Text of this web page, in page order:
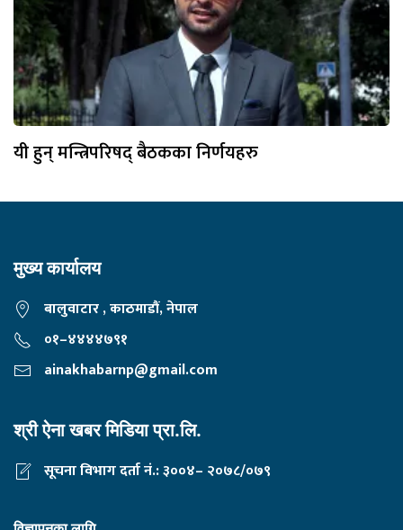
यी हुन् मन्त्रिपरिषद् बैठकका निर्णयहरु
मुख्य कार्यालय
बालुवाटार , काठमाडौं, नेपाल
०१–४४४४७९१
ainakhabarnp@gmail.com
श्री ऐना खबर मिडिया प्रा.लि.
सूचना विभाग दर्ता नं.: ३००४– २०७८/०७९